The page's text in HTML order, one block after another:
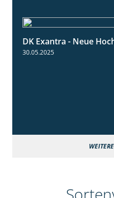
DK Exantra - Neue
30.05.2025